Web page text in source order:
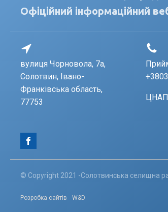
Офіційний інформаційний
вулиця Чорновола, 7a,
Солотвин, Івано-
Франківська область,
77753
ЦНАП
© Copyright 2021 -Солотвинська селищна
Розробка сайтів W&D